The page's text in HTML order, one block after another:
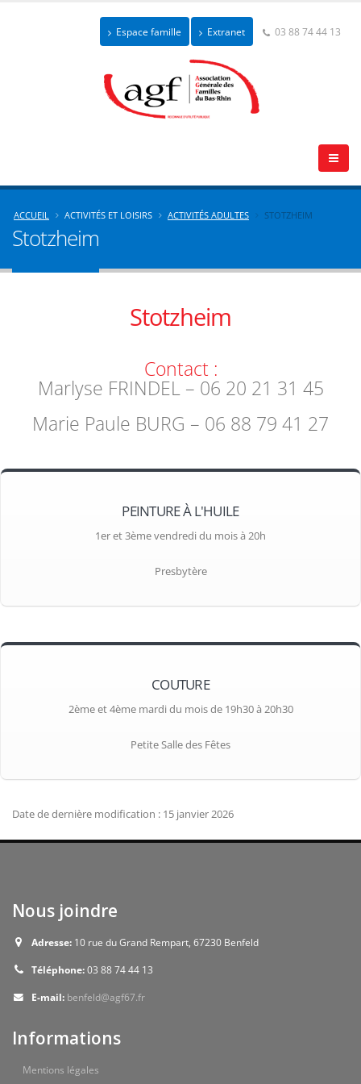
Espace famille Extranet 03 88 74 44 13
ACCUEIL ACTIVITÉS ET LOISIRS ACTIVITÉS ADULTES STOTZHEIM
Stotzheim
Stotzheim
Contact :
Marlyse FRINDEL – 06 20 21 31 45
Marie Paule BURG – 06 88 79 41 27
PEINTURE À L'HUILE
1er et 3ème vendredi du mois à 20h
Presbytère
COUTURE
2ème et 4ème mardi du mois de 19h30 à 20h30
Petite Salle des Fêtes
Date de dernière modification : 15 janvier 2026
Nous joindre
Adresse: 10 rue du Grand Rempart, 67230 Benfeld
Téléphone:03 88 74 44 13
E-mail: benfeld@agf67.fr
Informations
Mentions légales